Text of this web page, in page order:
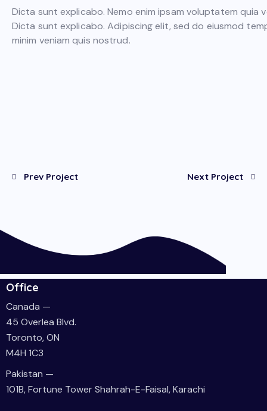
Dicta sunt explicabo. Nemo enim ipsam voluptatem
Dicta sunt explicabo. Adipiscing elit, sed do eiusmod
minim veniam quis nostrud.
Prev Project Next Project
Office
Canada —
45 Overlea Blvd.
Toronto, ON
M4H 1C3
Pakistan —
101B, Fortune Tower Shahrah-E-Faisal, Karachi